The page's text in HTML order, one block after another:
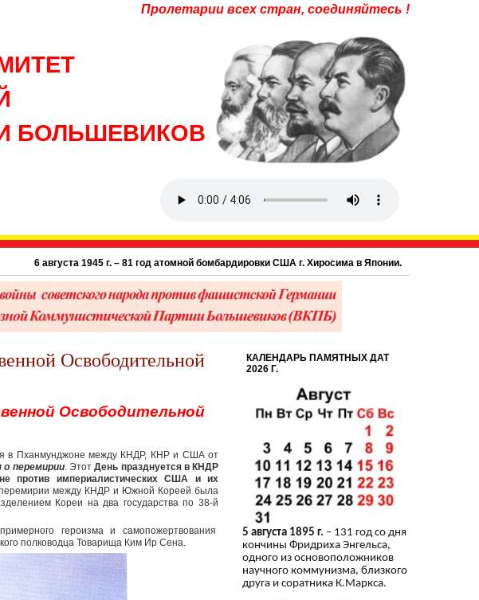
Пролетарии всех стран, соединяйтесь !
БОЛЬШЕВИКОВ
6 августа 1945 г. – 81 год атомной бомбардировки США г. Хиросима в Японии.
Освободительной
Освободительной
в Пханмунджоне между КНДР, КНР и США от
о перемирии. ЭтотДень празднуется в КНДР
против империалистических США и их
между КНДР и Южной Кореей была
Кореи на два государства по 38-й
героизма и самопожертвования
полководца Товарища Ким Ир Сена.
КАЛЕНДАРЬ ПАМЯТНЫХ ДАТ
2026 Г.
5 августа 1895 г. – 131 год со дня
кончины Фридриха Энгельса,
одного из основоположников
научного коммунизма, близкого
друга и соратника К.Маркса.